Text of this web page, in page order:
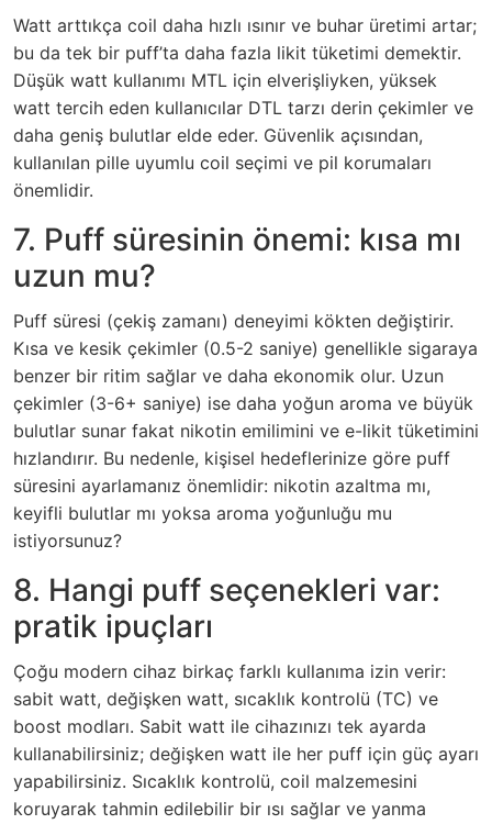
Watt arttıkça coil daha hızlı ısınır ve buhar üretimi artar;
bu da tek bir puff’ta daha fazla likit tüketimi demektir.
Düşük watt kullanımı MTL için elverişliyken, yüksek
watt tercih eden kullanıcılar DTL tarzı derin çekimler ve
daha geniş bulutlar elde eder. Güvenlik açısından,
kullanılan pille uyumlu coil seçimi ve pil korumaları
önemlidir.
7. Puff süresinin önemi: kısa mı
uzun mu?
Puff süresi (çekiş zamanı) deneyimi kökten değiştirir.
Kısa ve kesik çekimler (0.5-2 saniye) genellikle sigaraya
benzer bir ritim sağlar ve daha ekonomik olur. Uzun
çekimler (3-6+ saniye) ise daha yoğun aroma ve büyük
bulutlar sunar fakat nikotin emilimini ve e-likit tüketimini
hızlandırır. Bu nedenle, kişisel hedeflerinize göre puff
süresini ayarlamanız önemlidir: nikotin azaltma mı,
keyifli bulutlar mı yoksa aroma yoğunluğu mu
istiyorsunuz?
8. Hangi puff seçenekleri var:
pratik ipuçları
Çoğu modern cihaz birkaç farklı kullanıma izin verir:
sabit watt, değişken watt, sıcaklık kontrolü (TC) ve
boost modları. Sabit watt ile cihazınızı tek ayarda
kullanabilirsiniz; değişken watt ile her puff için güç ayarı
yapabilirsiniz. Sıcaklık kontrolü, coil malzemesini
koruyarak tahmin edilebilir bir ısı sağlar ve yanma